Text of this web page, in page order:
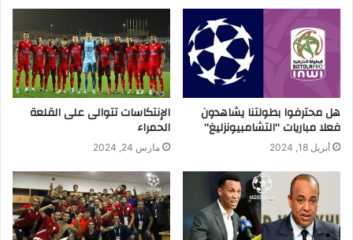
هل محترفوا بطولتنا يشاهدون
فعلا مباريات “التشامبيونزليغ”
أبريل 18, 2024
الإنتكاسات تتوالى على القلعة
الحمراء
مارس 24, 2024